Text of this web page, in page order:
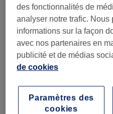
Ambiance
Propreté
Personnel
Filtrer les avis
des fonctionnalités de
analyser notre trafic.
informations sur la façon
avec nos partenaires en
publicité et de médias
de cookies
Paramètres des
cookies